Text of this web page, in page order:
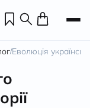
/Еволюція